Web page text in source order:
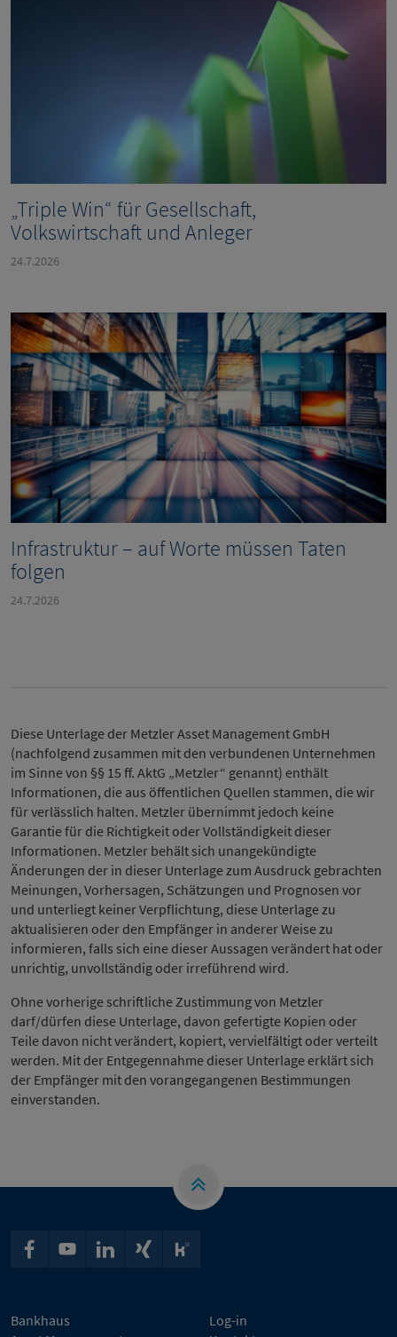
„Triple Win“ für Gesellschaft,
Volkswirtschaft und Anleger
24.7.2026
Infrastruktur – auf Worte müssen Taten
folgen
24.7.2026
Diese Unterlage der Metzler Asset Management GmbH
(nachfolgend zusammen mit den verbundenen Unternehmen
im Sinne von §§ 15 ff. AktG „Metzler“ genannt) enthält
Informationen, die aus öffentlichen Quellen stammen, die wir
für verlässlich halten. Metzler übernimmt jedoch keine
Garantie für die Richtigkeit oder Vollständigkeit dieser
Informationen. Metzler behält sich unangekündigte
Änderungen der in dieser Unterlage zum Ausdruck gebrachten
Meinungen, Vorhersagen, Schätzungen und Prognosen vor
und unterliegt keiner Verpflichtung, diese Unterlage zu
aktualisieren oder den Empfänger in anderer Weise zu
informieren, falls sich eine dieser Aussagen verändert hat oder
unrichtig, unvollständig oder irreführend wird.
Ohne vorherige schriftliche Zustimmung von Metzler
darf/dürfen diese Unterlage, davon gefertigte Kopien oder
Teile davon nicht verändert, kopiert, vervielfältigt oder verteilt
werden. Mit der Entgegennahme dieser Unterlage erklärt sich
der Empfänger mit den vorangegangenen Bestimmungen
einverstanden.
Bankhaus
Log-in